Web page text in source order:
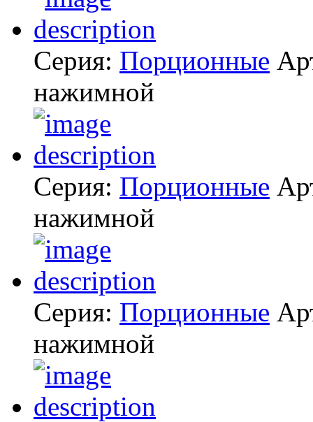
Серия: Порционные
нажимной
Серия: Порционные
нажимной
Серия: Порционные
нажимной